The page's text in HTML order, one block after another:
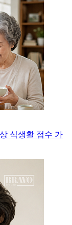
식생활 점수 가